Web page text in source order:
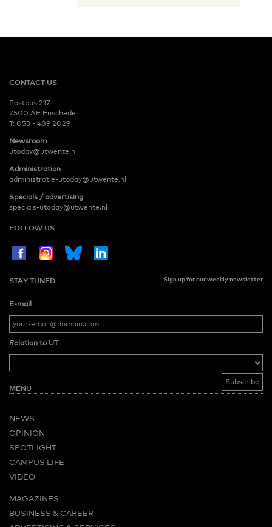
CONTACT US
Postbus 217
7500 AE Enschede
T: 053 - 489 2029
Newsroom
utoday@utwente.nl
Administration
administratie-utoday@utwente.nl
Specials / advertising
specials-utoday@utwente.nl
FOLLOW US
STAY TUNED Sign up for our weekly newsletter
E-mail
Relation to UT
MENU
NEWS
OPINION
SPOTLIGHT
CAMPUS LIFE
VIDEO
MAGAZINES
BUSINESS & CAREER